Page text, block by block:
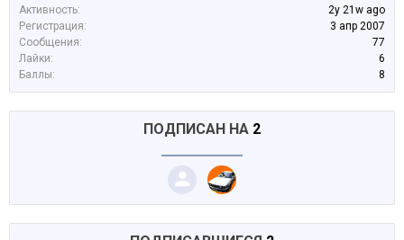
Активность:
2y 21w ago
Регистрация:
3 апр 2007
Сообщения:
77
Лайки:
6
Баллы:
8
ПОДПИСАН НА 2